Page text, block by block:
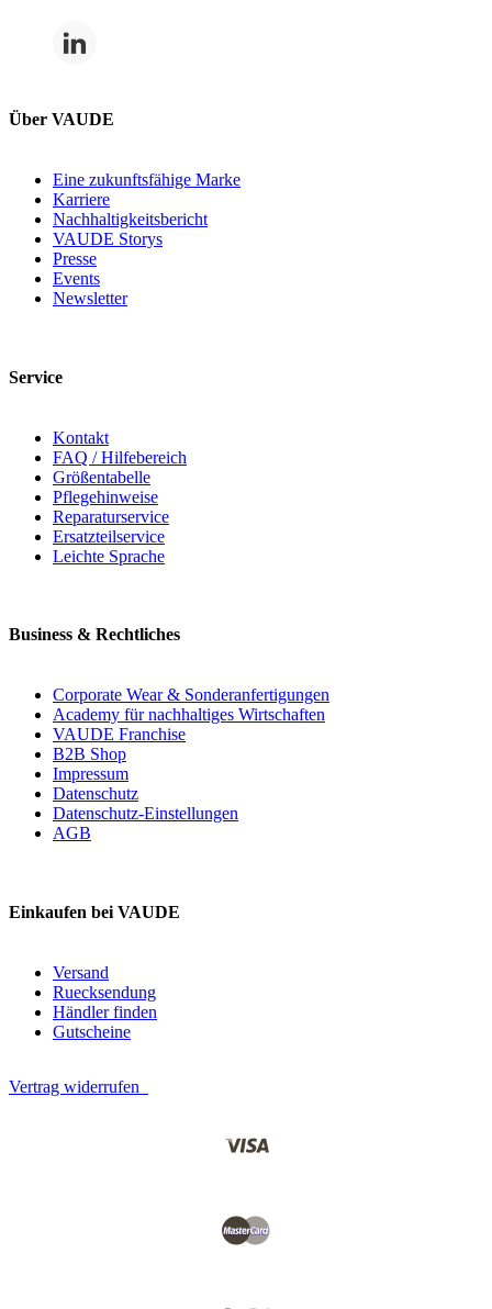
Über VAUDE
Eine zukunftsfähige Marke
Karriere
Nachhaltigkeitsbericht
VAUDE Storys
Presse
Events
Newsletter
Service
Kontakt
FAQ / Hilfebereich
Größentabelle
Pflegehinweise
Reparaturservice
Ersatzteilservice
Leichte Sprache
Business & Rechtliches
Corporate Wear & Sonderanfertigungen
Academy für nachhaltiges Wirtschaften
VAUDE Franchise
B2B Shop
Impressum
Datenschutz
Datenschutz-Einstellungen
AGB
Einkaufen bei VAUDE
Versand
Ruecksendung
Händler finden
Gutscheine
Vertrag widerrufen